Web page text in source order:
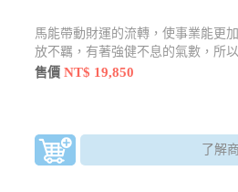
馬能帶動財運的流轉，使事業能更
放不羈，有著強健不息的氣數，所
讓人有振作奮發的作為。
售價NT$ 19,850
了解